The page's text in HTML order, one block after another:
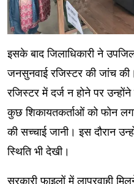
इसके बाद जिलाधिकारी ने
जनसुनवाई रजिस्टर की जांच
रजिस्टर में दर्ज न होने पर
कुछ शिकायतकर्ताओं को फोन
की सच्चाई जानी। इस दौरान
स्थिति भी देखी।
सरकारी फाइलों में लापरवाही